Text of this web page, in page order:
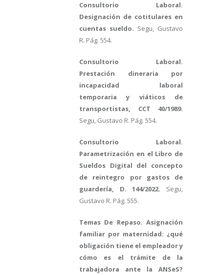
Consultorio Laboral.
Designación de cotitulares en
cuentas sueldo. Segu, Gustavo
R. Pág. 554.
Consultorio Laboral.
Prestación dineraria por
incapacidad laboral
temporaria y viáticos de
transportistas, CCT 40/1989.
Segu, Gustavo R. Pág. 554.
Consultorio Laboral.
Parametrización en el Libro de
Sueldos Digital del concepto
de reintegro por gastos de
guardería, D. 144/2022. Segu,
Gustavo R. Pág. 555.
Temas De Repaso. Asignación
familiar por maternidad: ¿qué
obligación tiene el empleador y
cómo es el trámite de la
trabajadora ante la ANSeS?